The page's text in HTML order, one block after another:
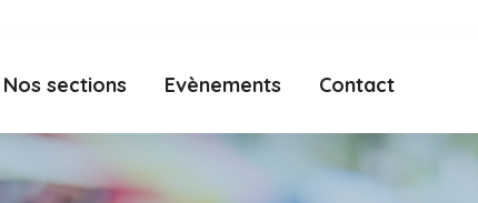
Nos sections Evènements Contact